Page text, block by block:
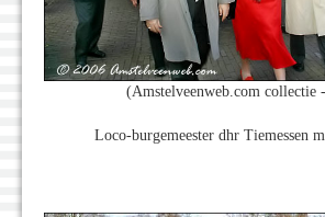
(Amstelveenweb.com collectie
Loco-burgemeester dhr Tiemessen